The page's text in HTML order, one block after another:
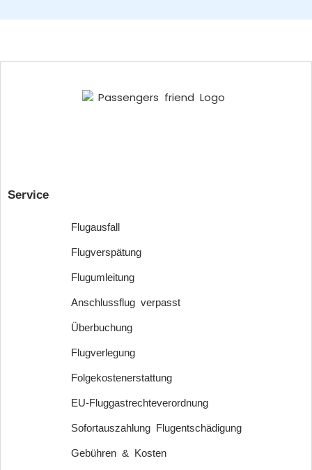
Service
Flugausfall
Flugverspätung
Flugumleitung
Anschlussflug verpasst
Überbuchung
Flugverlegung
Folgekostenerstattung
EU-Fluggastrechteverordnung
Sofortauszahlung Flugentschädigung
Gebühren & Kosten